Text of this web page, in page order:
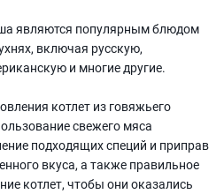
являются популярным блюдом
включая русскую,
и многие другие.
котлет из говяжьего
свежего мяса
подходящих специй и приправ
вкуса, а также правильное
котлет, чтобы они оказались